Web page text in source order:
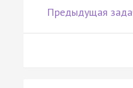
Предыдущая